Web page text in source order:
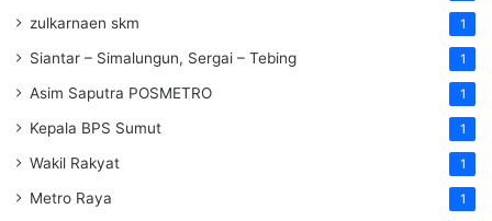
zulkarnaen skm 1
Siantar – Simalungun, Sergai – Tebing 1
Asim Saputra POSMETRO 1
Kepala BPS Sumut 1
Wakil Rakyat 1
Metro Raya 1